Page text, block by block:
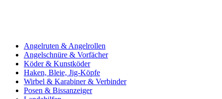
Angelruten & Angelrollen
Angelschnüre & Vorfächer
Köder & Kunstköder
Haken, Bleie, Jig-Köpfe
Wirbel & Karabiner & Verbinder
Posen & Bissanzeiger